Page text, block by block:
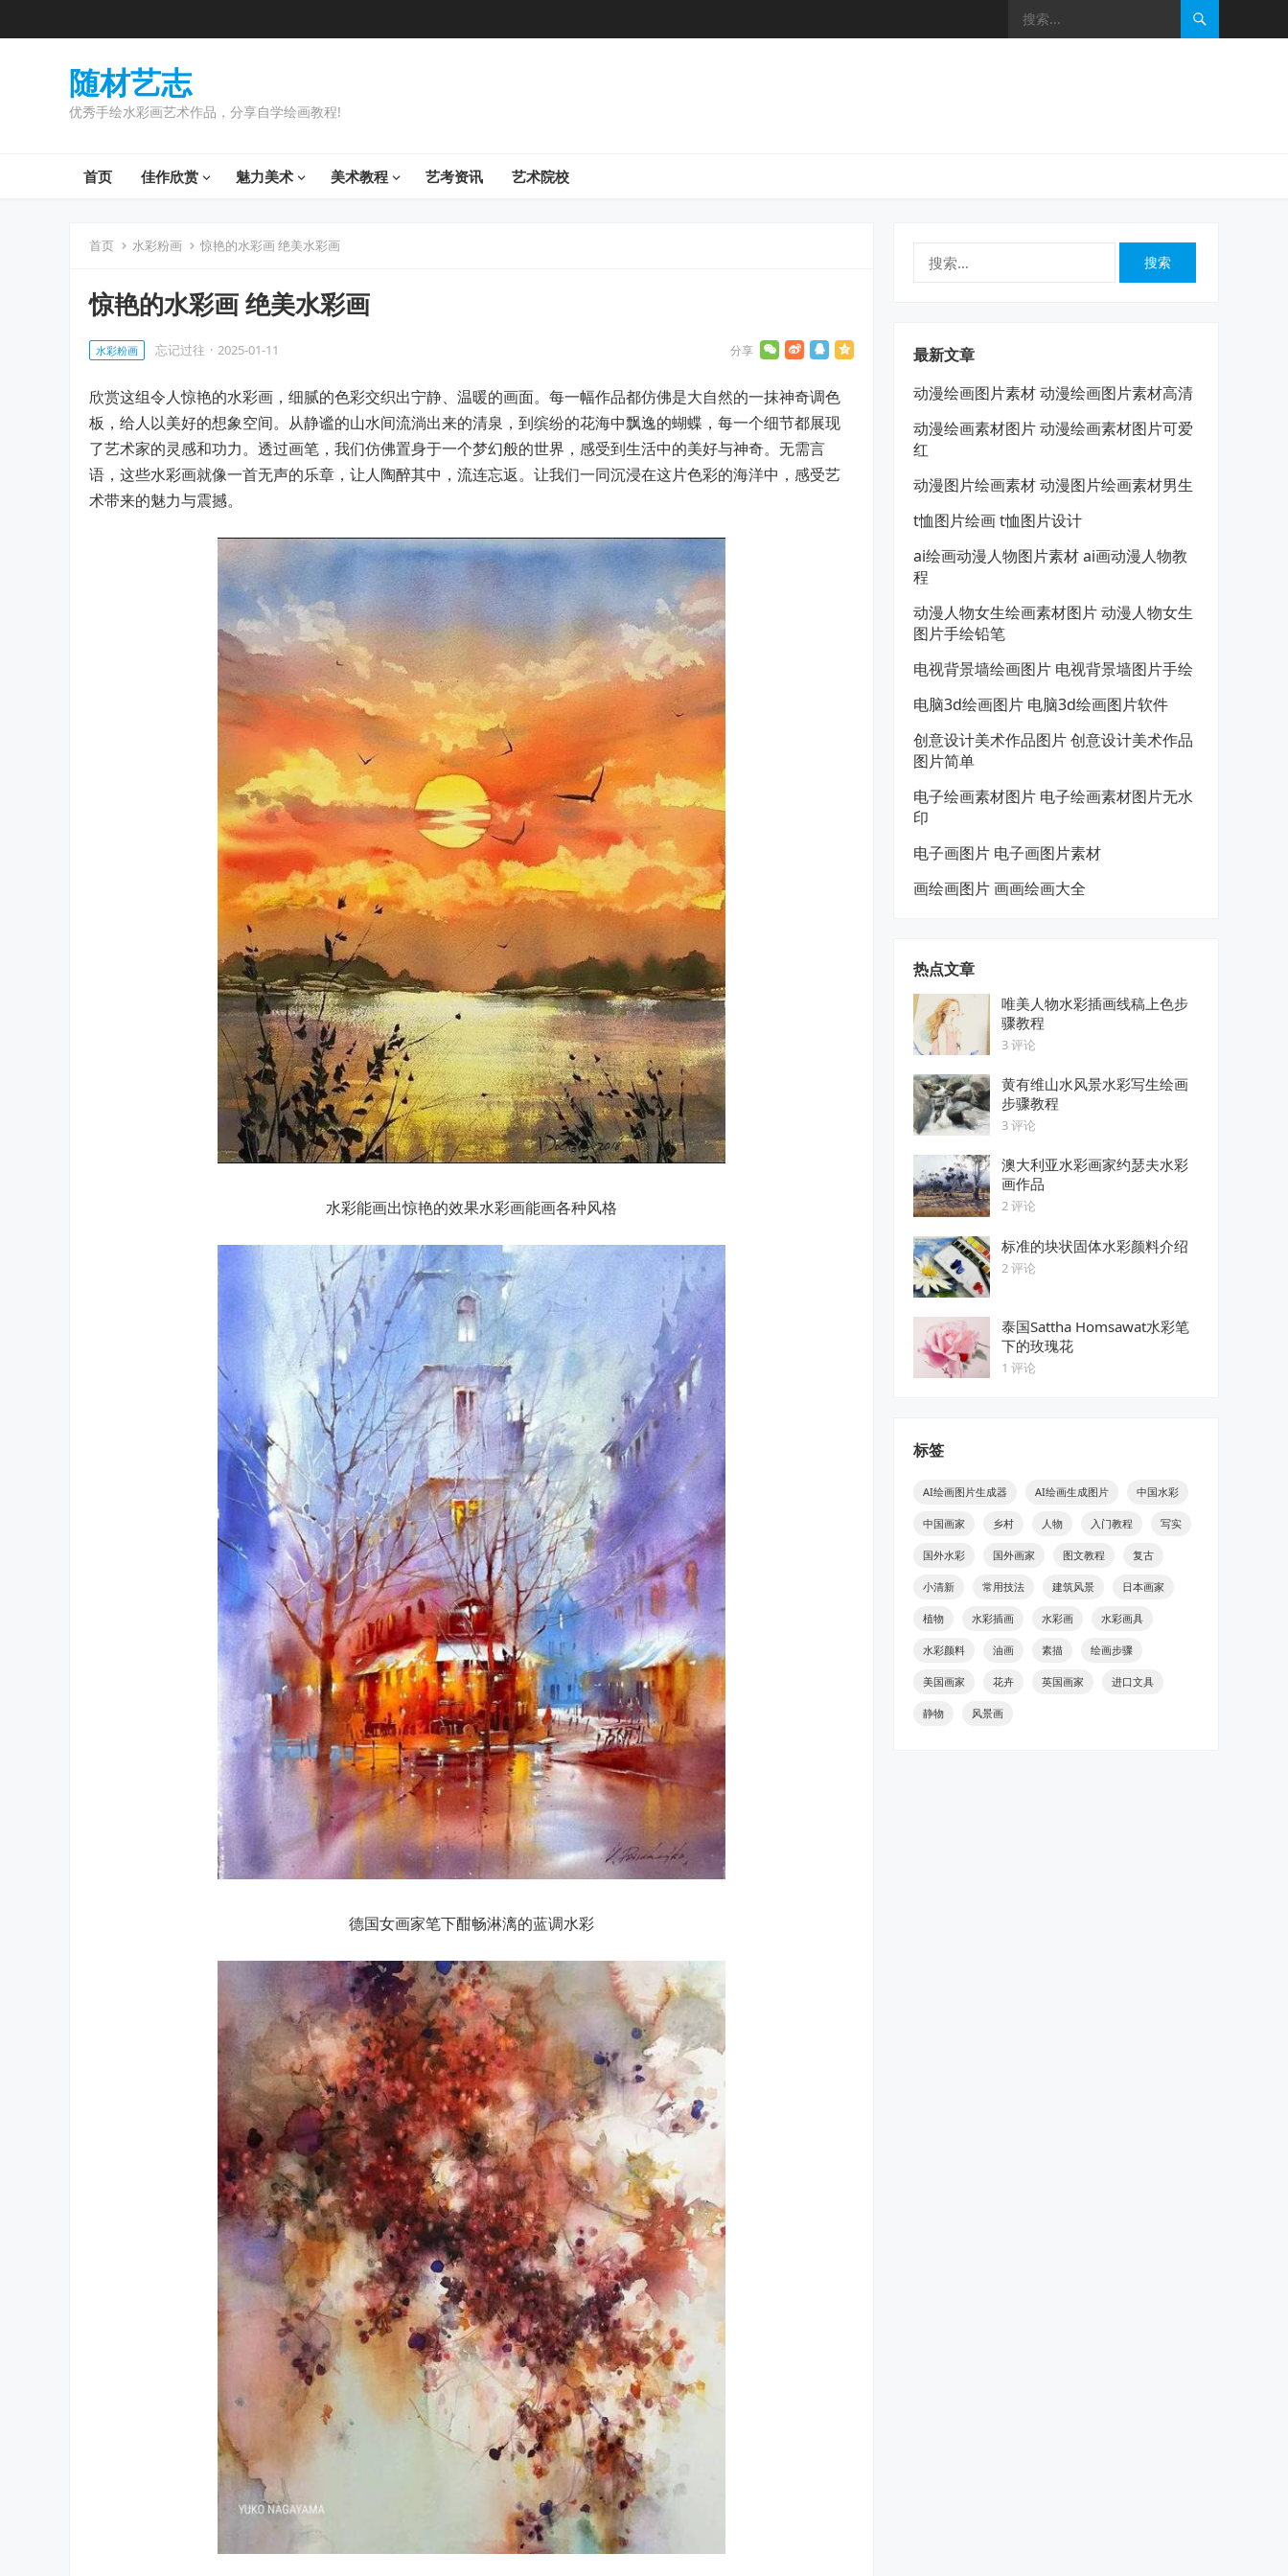
随材艺志
优秀手绘水彩画艺术作品，分享自学绘画教程!
首页 佳作欣赏 魅力美术 美术教程 艺考资讯 艺术院校
首页 水彩粉画 惊艳的水彩画 绝美水彩画
惊艳的水彩画 绝美水彩画
水彩粉画 忘记过往 · 2025-01-11
欣赏这组令人惊艳的水彩画，细腻的色彩交织出宁静、温暖的画面。每一幅作品都仿佛是大自然的一抹神奇调色
板，给人以美好的想象空间。从静谧的山水间流淌出来的清泉，到缤纷的花海中飘逸的蝴蝶，每一个细节都展现
了艺术家的灵感和功力。透过画笔，我们仿佛置身于一个梦幻般的世界，感受到生活中的美好与神奇。无需言
语，这些水彩画就像一首无声的乐章，让人陶醉其中，流连忘返。让我们一同沉浸在这片色彩的海洋中，感受艺
术带来的魅力与震撼。
水彩能画出惊艳的效果水彩画能画各种风格
德国女画家笔下酣畅淋漓的蓝调水彩
最新文章
动漫绘画图片素材 动漫绘画图片素材高清
动漫绘画素材图片 动漫绘画素材图片可爱
红
动漫图片绘画素材 动漫图片绘画素材男生
t恤图片绘画 t恤图片设计
ai绘画动漫人物图片素材 ai画动漫人物教
程
动漫人物女生绘画素材图片 动漫人物女生
图片手绘铅笔
电视背景墙绘画图片 电视背景墙图片手绘
电脑3d绘画图片 电脑3d绘画图片软件
创意设计美术作品图片 创意设计美术作品
图片简单
电子绘画素材图片 电子绘画素材图片无水
印
电子画图片 电子画图片素材
画绘画图片 画画绘画大全
热点文章
唯美人物水彩插画线稿上色步
骤教程
3 评论
黄有维山水风景水彩写生绘画
步骤教程
3 评论
澳大利亚水彩画家约瑟夫水彩
画作品
2 评论
标准的块状固体水彩颜料介绍
2 评论
泰国Sattha Homsawat水彩笔
下的玫瑰花
1 评论
标签
AI绘画图片生成器 AI绘画生成图片 中国水彩
中国画家 乡村 人物 入门教程 写实
国外水彩 国外画家 图文教程 复古
小清新 常用技法 建筑风景 日本画家
植物 水彩插画 水彩画 水彩画具
水彩颜料 油画 素描 绘画步骤
美国画家 花卉 英国画家 进口文具
静物 风景画